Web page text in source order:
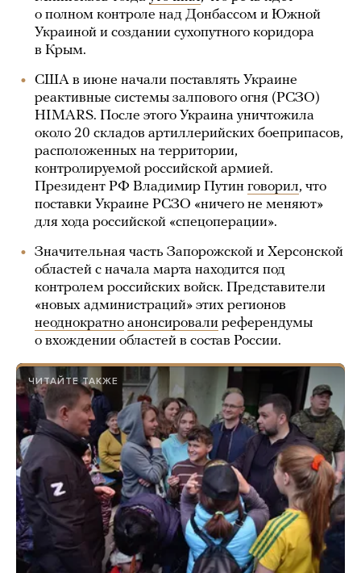
о полном контроле над Донбассом и Южной
Украиной и создании сухопутного коридора
в Крым.
США в июне начали поставлять Украине
реактивные системы залпового огня (РСЗО)
HIMARS. После этого Украина уничтожила
около 20 складов артиллерийских боеприпасов,
расположенных на территории,
контролируемой российской армией.
Президент РФ Владимир Путин говорил, что
поставки Украине РСЗО «ничего не меняют»
для хода российской «спецоперации».
Значительная часть Запорожской и Херсонской
областей с начала марта находится под
контролем российских войск. Представители
«новых администраций» этих регионов
неоднократно анонсировали референдумы
о вхождении областей в состав России.
ЧИТАЙТЕ ТАКЖЕ